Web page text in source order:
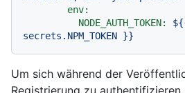
env:
NODE_AUTH_TOKEN:
secrets.NPM_TOKEN }}
Um sich während der